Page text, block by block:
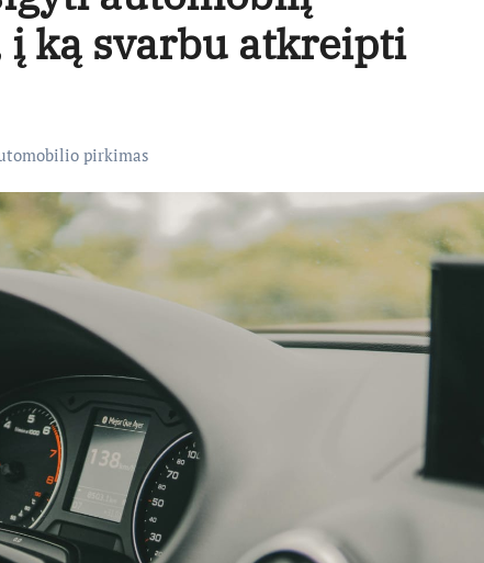
į ką svarbu atkreipti
pirkimas